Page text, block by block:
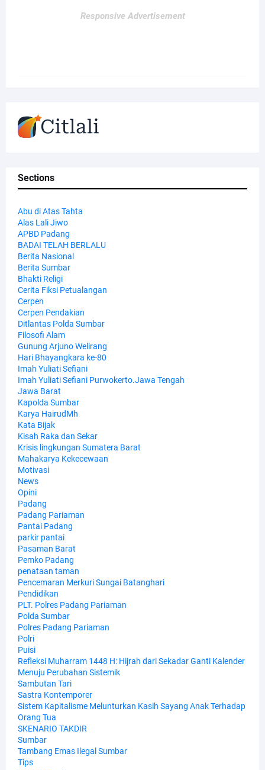
Responsive Advertisement
Sections
Abu di Atas Tahta
Alas Lali Jiwo
APBD Padang
BADAI TELAH BERLALU
Berita Nasional
Berita Sumbar
Bhakti Religi
Cerita Fiksi Petualangan
Cerpen
Cerpen Pendakian
Ditlantas Polda Sumbar
Filosofi Alam
Gunung Arjuno Welirang
Hari Bhayangkara ke-80
Imah Yuliati Sefiani
Imah Yuliati Sefiani Purwokerto.Jawa Tengah
Jawa Barat
Kapolda Sumbar
Karya HairudMh
Kata Bijak
Kisah Raka dan Sekar
Krisis lingkungan Sumatera Barat
Mahakarya Kekecewaan
Motivasi
News
Opini
Padang
Padang Pariaman
Pantai Padang
parkir pantai
Pasaman Barat
Pemko Padang
penataan taman
Pencemaran Merkuri Sungai Batanghari
Pendidikan
PLT. Polres Padang Pariaman
Polda Sumbar
Polres Padang Pariaman
Polri
Puisi
Refleksi Muharram 1448 H: Hijrah dari Sekadar Ganti Kalender
Menuju Perubahan Sistemik
Sambutan Tari
Sastra Kontemporer
Sistem Kapitalisme Melunturkan Kasih Sayang Anak Terhadap
Orang Tua
SKENARIO TAKDIR
Sumbar
Tambang Emas Ilegal Sumbar
Tips